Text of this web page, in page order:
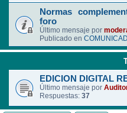
Normas
foro
Último mensaje por
Publicado en
EDICION DIGITAL
Último mensaje por
Respuestas: 37